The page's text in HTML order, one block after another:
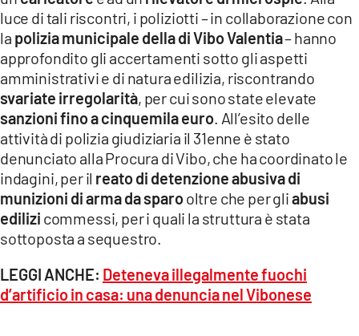
ANDROID
APPLE
luce di tali riscontri, i poliziotti – in collaborazione con
la polizia municipale della di Vibo Valentia– hanno
approfondito gli accertamenti sotto gli aspetti
amministrativi e di natura edilizia, riscontrando
svariate irregolarità, per cui sono state elevate
sanzioni fino a cinquemila euro. All’esito delle
attività di polizia giudiziaria il 31enne è stato
denunciato alla Procura di Vibo, che ha coordinato le
indagini, per il reato di detenzione abusiva di
munizioni di arma da sparooltre che per gliabusi
edilizi commessi, per i quali la struttura è stata
sottoposta a sequestro.
LEGGI ANCHE: Deteneva illegalmente fuochi
d’artificio in casa: una denuncia nel Vibonese